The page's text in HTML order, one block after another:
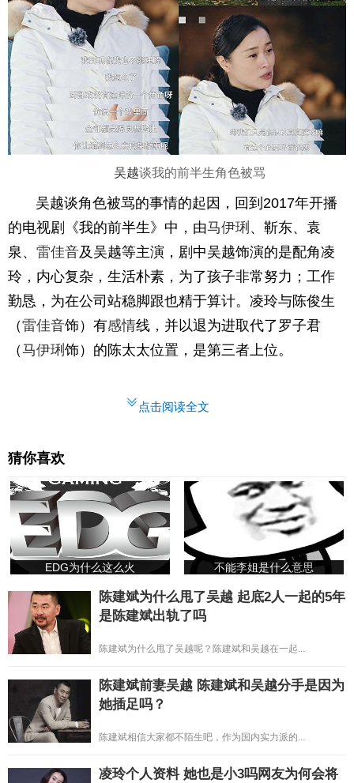
吴越谈我的前半生角色被骂
吴越谈角色被骂的事情的起因，回到2017年开播
的电视剧《我的前半生》中，由马伊琍 、靳东、袁
泉、 雷佳音及吴越等主演，剧中吴越饰演的是配角凌
玲，内心复杂，生活朴素，为了孩子非常努力；工作
勤恳，为在公司站稳脚跟也精于算计。凌玲与陈俊生
（雷佳音饰）有感情线，并以退为进取代了罗子君
（马伊琍饰）的陈太太位置，是第三者上位。
点击阅读全文
猜你喜欢
EDG为什么这么火 不能李姐是什么意思
陈建斌为什么甩了吴越 起底2人一起的5年
是陈建斌出轨了吗
陈建斌为什么甩了吴越呢？陈建斌和吴越在一起...
陈建斌前妻吴越 陈建斌和吴越分手是因为
她插足吗？
陈建斌相信大家都不陌生吧，作为国内实力派的...
凌玲个人资料 她也是小3吗网友为何会将